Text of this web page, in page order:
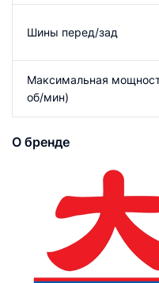
Шины перед/зад
Максимальная
об/мин)
О бренде